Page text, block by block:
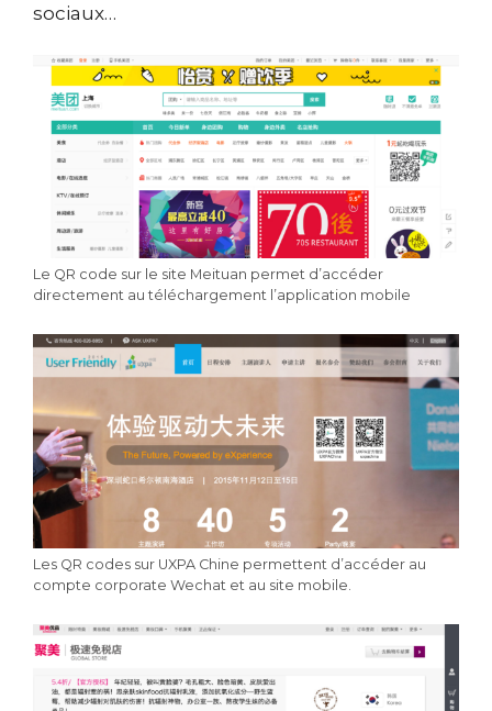
sociaux…
Le QR code sur le site Meituan permet d’accéder
directement au téléchargement l’application mobile
Les QR codes sur UXPA Chine permettent d’accéder au
compte corporate Wechat et au site mobile.